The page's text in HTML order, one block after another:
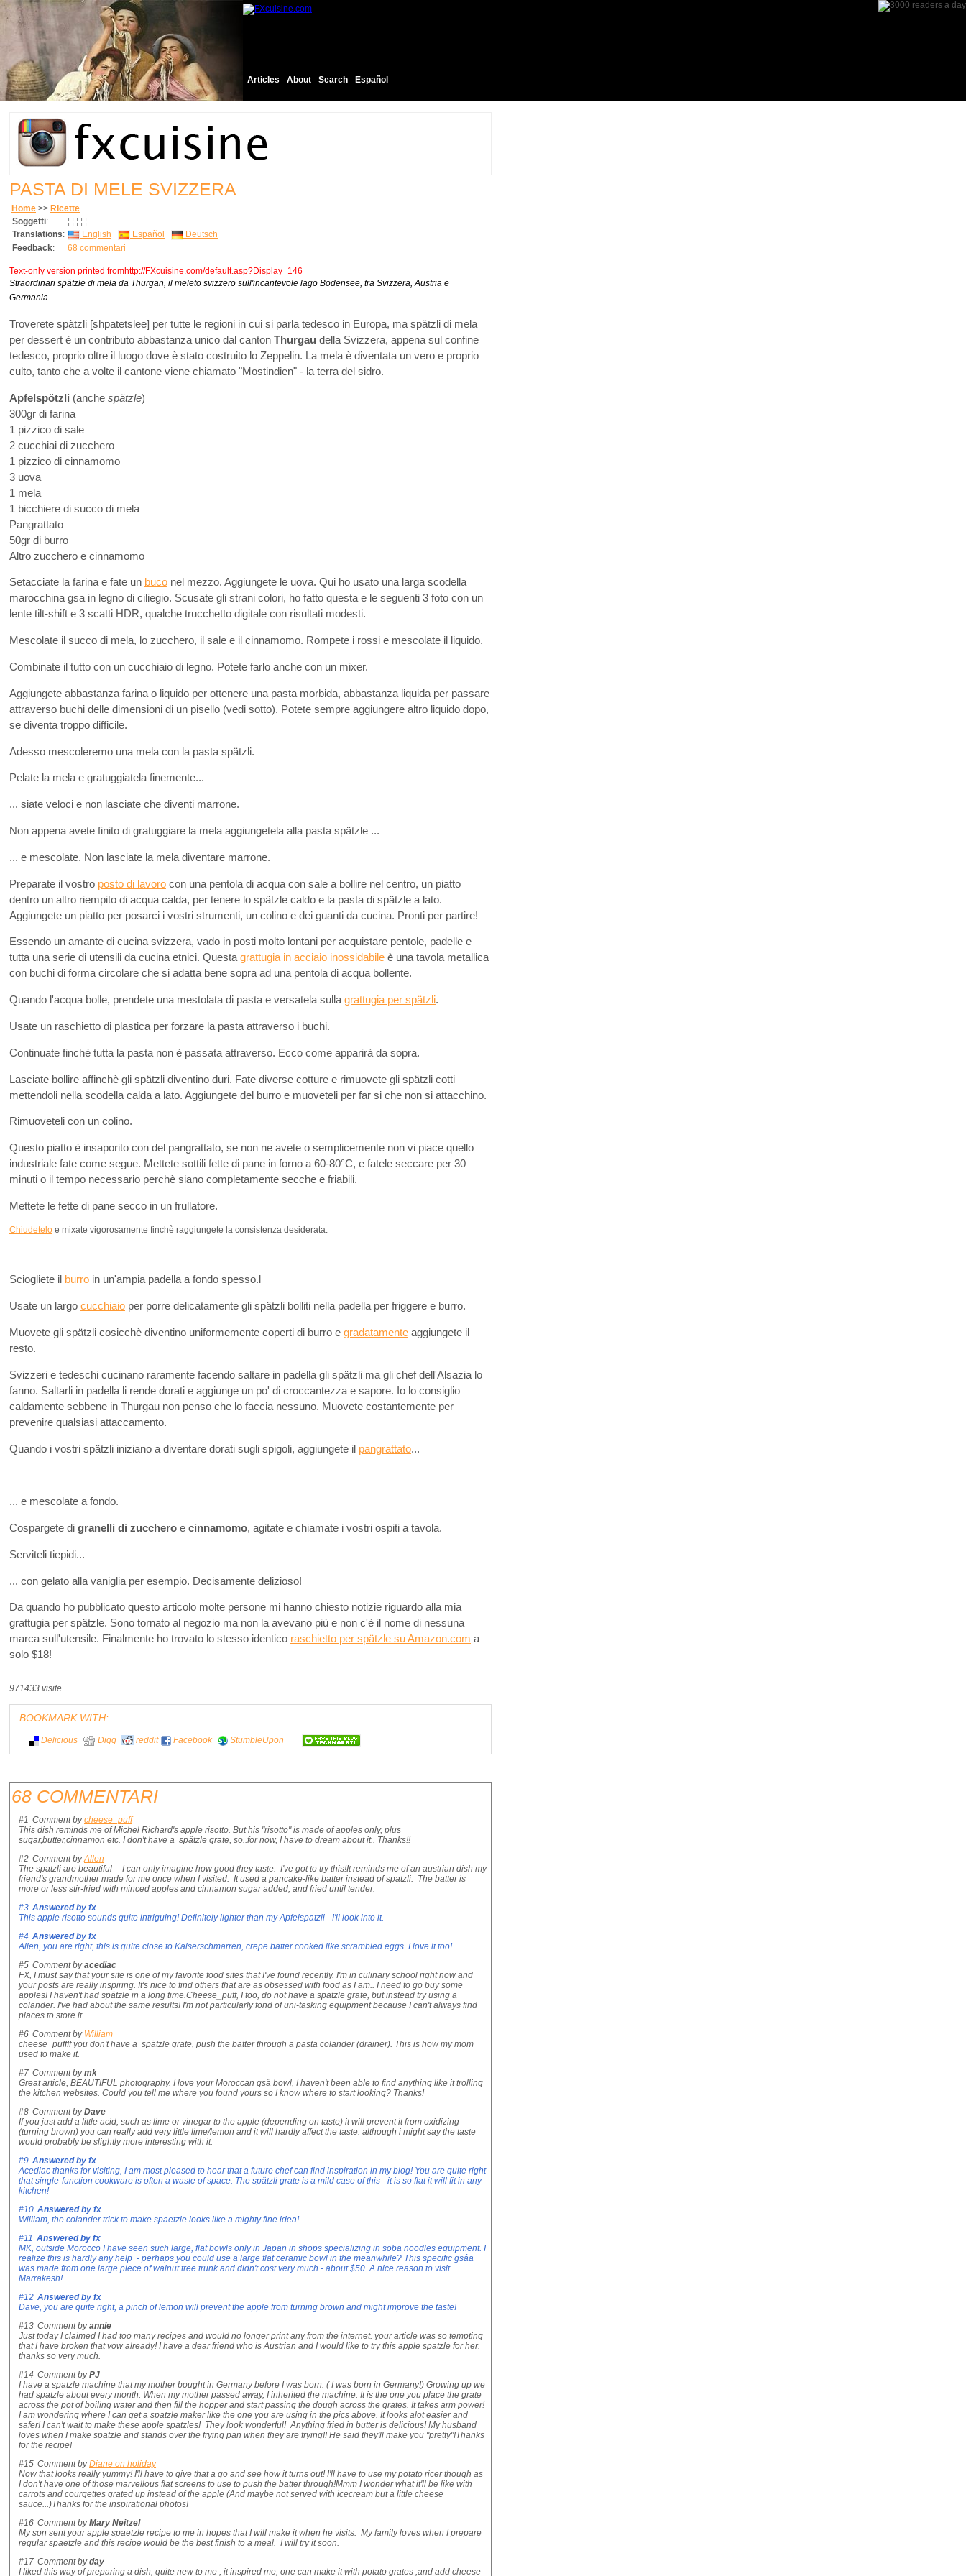
Articles About Search Español
PASTA DI MELE SVIZZERA
Home >> Ricette
Soggetti: ¦ ¦ ¦ ¦ ¦
Translations: English Español
Deutsch
Feedback: 68 commentari
Text-only version printed fromhttp://FXcuisine.com/default.asp?Display=146
Straordinari spätzle di mela da Thurgan, il meleto svizzero sull'incantevole lago Bodensee, tra Svizzera, Austria e
Germania.
Troverete spàtzli [shpatetslee] per tutte le regioni in cui si parla tedesco in Europa, ma spätzli di mela
per dessert è un contributo abbastanza unico dal canton Thurgau della Svizzera, appena sul confine
tedesco, proprio oltre il luogo dove è stato costruito lo Zeppelin. La mela è diventata un vero e proprio
culto, tanto che a volte il cantone viene chiamato "Mostindien" - la terra del sidro.
Apfelspötzli (anche spätzle)
300gr di farina
1 pizzico di sale
2 cucchiai di zucchero
1 pizzico di cinnamomo
3 uova
1 mela
1 bicchiere di succo di mela
Pangrattato
50gr di burro
Altro zucchero e cinnamomo
Setacciate la farina e fate un buco nel mezzo. Aggiungete le uova. Qui ho usato una larga scodella
marocchina gsa in legno di ciliegio. Scusate gli strani colori, ho fatto questa e le seguenti 3 foto con un
lente tilt-shift e 3 scatti HDR, qualche trucchetto digitale con risultati modesti.
Mescolate il succo di mela, lo zucchero, il sale e il cinnamomo. Rompete i rossi e mescolate il liquido.
Combinate il tutto con un cucchiaio di legno. Potete farlo anche con un mixer.
Aggiungete abbastanza farina o liquido per ottenere una pasta morbida, abbastanza liquida per passare
attraverso buchi delle dimensioni di un pisello (vedi sotto). Potete sempre aggiungere altro liquido dopo,
se diventa troppo difficile.
Adesso mescoleremo una mela con la pasta spätzli.
Pelate la mela e gratuggiatela finemente...
... siate veloci e non lasciate che diventi marrone.
Non appena avete finito di gratuggiare la mela aggiungetela alla pasta spätzle ...
... e mescolate. Non lasciate la mela diventare marrone.
Preparate il vostro posto di lavoro con una pentola di acqua con sale a bollire nel centro, un piatto
dentro un altro riempito di acqua calda, per tenere lo spätzle caldo e la pasta di spätzle a lato.
Aggiungete un piatto per posarci i vostri strumenti, un colino e dei guanti da cucina. Pronti per partire!
Essendo un amante di cucina svizzera, vado in posti molto lontani per acquistare pentole, padelle e
tutta una serie di utensili da cucina etnici. Questagrattugia in acciaio inossidabile è una tavola metallica
con buchi di forma circolare che si adatta bene sopra ad una pentola di acqua bollente.
Quando l'acqua bolle, prendete una mestolata di pasta e versatela sulla grattugia per spätzli.
Usate un raschietto di plastica per forzare la pasta attraverso i buchi.
Continuate finchè tutta la pasta non è passata attraverso. Ecco come apparirà da sopra.
Lasciate bollire affinchè gli spätzli diventino duri. Fate diverse cotture e rimuovete gli spätzli cotti
mettendoli nella scodella calda a lato. Aggiungete del burro e muoveteli per far si che non si attacchino.
Rimuoveteli con un colino.
Questo piatto è insaporito con del pangrattato, se non ne avete o semplicemente non vi piace quello
industriale fate come segue. Mettete sottili fette di pane in forno a 60-80°C, e fatele seccare per 30
minuti o il tempo necessario perchè siano completamente secche e friabili.
Mettete le fette di pane secco in un frullatore.
Chiudetelo e mixate vigorosamente finchè raggiungete la consistenza desiderata.
Sciogliete il burro in un'ampia padella a fondo spesso.l
Usate un largo cucchiaio per porre delicatamente gli spätzli bolliti nella padella per friggere e burro.
Muovete gli spätzli cosicchè diventino uniformemente coperti di burro e gradatamente aggiungete il
resto.
Svizzeri e tedeschi cucinano raramente facendo saltare in padella gli spätzli ma gli chef dell'Alsazia lo
fanno. Saltarli in padella li rende dorati e aggiunge un po' di croccantezza e sapore. Io lo consiglio
caldamente sebbene in Thurgau non penso che lo faccia nessuno. Muovete costantemente per
prevenire qualsiasi attaccamento.
Quando i vostri spätzli iniziano a diventare dorati sugli spigoli, aggiungete il pangrattato...
... e mescolate a fondo.
Cospargete di granelli di zucchero e cinnamomo, agitate e chiamate i vostri ospiti a tavola.
Serviteli tiepidi...
... con gelato alla vaniglia per esempio. Decisamente delizioso!
Da quando ho pubblicato questo articolo molte persone mi hanno chiesto notizie riguardo alla mia
grattugia per spätzle. Sono tornato al negozio ma non la avevano più e non c'è il nome di nessuna
marca sull'utensile. Finalmente ho trovato lo stesso identico raschietto per spätzle su Amazon.com a
solo $18!
971433 visite
BOOKMARK WITH:
Delicious Digg reddit Facebook StumbleUpon
68 COMMENTARI
#1 Comment bycheese_puff
This dish reminds me of Michel Richard's apple risotto. But his "risotto" is made of apples only, plus
sugar,butter,cinnamon etc. I don't have a spätzle grate, so..for now, I have to dream about it.. Thanks!!
#2 Comment byAllen
The spatzli are beautiful -- I can only imagine how good they taste. I've got to try this!It reminds me of an austrian dish my
friend's grandmother made for me once when I visited. It used a pancake-like batter instead of spatzli. The batter is
more or less stir-fried with minced apples and cinnamon sugar added, and fried until tender.
#3 Answered by fx
This apple risotto sounds quite intriguing! Definitely lighter than my Apfelspatzli - I'll look into it.
#4 Answered by fx
Allen, you are right, this is quite close to Kaiserschmarren, crepe batter cooked like scrambled eggs. I love it too!
#5 Comment byacediac
FX, I must say that your site is one of my favorite food sites that I've found recently. I'm in culinary school right now and
your posts are really inspiring. It's nice to find others that are as obsessed with food as I am.. I need to go buy some
apples! I haven't had spätzle in a long time.Cheese_puff, I too, do not have a spatzle grate, but instead try using a
colander. I've had about the same results! I'm not particularly fond of uni-tasking equipment because I can't always find
places to store it.
#6 Comment by William
cheese_puffIf you don't have a spätzle grate, push the batter through a pasta colander (drainer). This is how my mom
used to make it.
#7 Comment bymk
Great article, BEAUTIFUL photography. I love your Moroccan gsâ bowl, I haven't been able to find anything like it trolling
the kitchen websites. Could you tell me where you found yours so I know where to start looking? Thanks!
#8 Comment byDave
If you just add a little acid, such as lime or vinegar to the apple (depending on taste) it will prevent it from oxidizing
(turning brown) you can really add very little lime/lemon and it will hardly affect the taste. although i might say the taste
would probably be slightly more interesting with it.
#9 Answered by fx
Acediac thanks for visiting, I am most pleased to hear that a future chef can find inspiration in my blog! You are quite right
that single-function cookware is often a waste of space. The spätzli grate is a mild case of this - it is so flat it will fit in any
kitchen!
#10 Answered by fx
William, the colander trick to make spaetzle looks like a mighty fine idea!
#11 Answered by fx
MK, outside Morocco I have seen such large, flat bowls only in Japan in shops specializing in soba noodles equipment. I
realize this is hardly any help - perhaps you could use a large flat ceramic bowl in the meanwhile? This specific gsâa
was made from one large piece of walnut tree trunk and didn't cost very much - about $50. A nice reason to visit
Marrakesh!
#12 Answered by fx
Dave, you are quite right, a pinch of lemon will prevent the apple from turning brown and might improve the taste!
#13 Comment byannie
Just today I claimed I had too many recipes and would no longer print any from the internet. your article was so tempting
that I have broken that vow already! I have a dear friend who is Austrian and I would like to try this apple spatzle for her.
thanks so very much.
#14 Comment byPJ
I have a spatzle machine that my mother bought in Germany before I was born. ( I was born in Germany!) Growing up we
had spatzle about every month. When my mother passed away, I inherited the machine. It is the one you place the grate
across the pot of boiling water and then fill the hopper and start passing the dough across the grates. It takes arm power!
I am wondering where I can get a spatzle maker like the one you are using in the pics above. It looks alot easier and
safer! I can't wait to make these apple spatzles! They look wonderful! Anything fried in butter is delicious! My husband
loves when I make spatzle and stands over the frying pan when they are frying!! He said they'll make you "pretty"!Thanks
for the recipe!
#15 Comment byDiane on holiday
Now that looks really yummy! I'll have to give that a go and see how it turns out! I'll have to use my potato ricer though as
I don't have one of those marvellous flat screens to use to push the batter through!Mmm I wonder what it'll be like with
carrots and courgettes grated up instead of the apple (And maybe not served with icecream but a little cheese
sauce...)Thanks for the inspirational photos!
#16 Comment byMary Neitzel
My son sent your apple spaetzle recipe to me in hopes that I will make it when he visits. My family loves when I prepare
regular spaetzle and this recipe would be the best finish to a meal. I will try it soon.
#17 Comment byday
I liked this way of preparing a dish, quite new to me , it inspired me, one can make it with potato grates ,and add cheese